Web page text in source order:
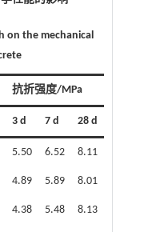
on the mechanical
抗折强度/MPa
3 d 7 d 28 d
5.50 6.52 8.11
4.89 5.89 8.01
4.38 5.48 8.13